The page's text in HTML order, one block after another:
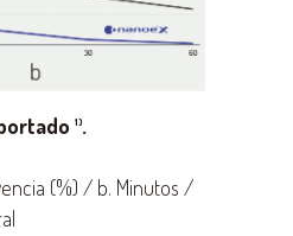
1).
(%) / b. Minutos /